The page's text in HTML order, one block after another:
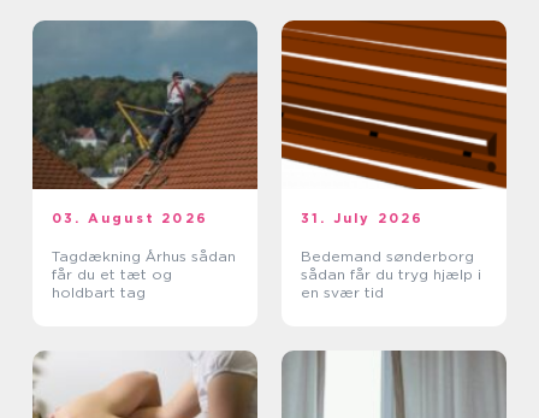
03. August 2026
Tagdækning Århus sådan
får du et tæt og
holdbart tag
31. July 2026
Bedemand sønderborg
sådan får du tryg hjælp i
en svær tid